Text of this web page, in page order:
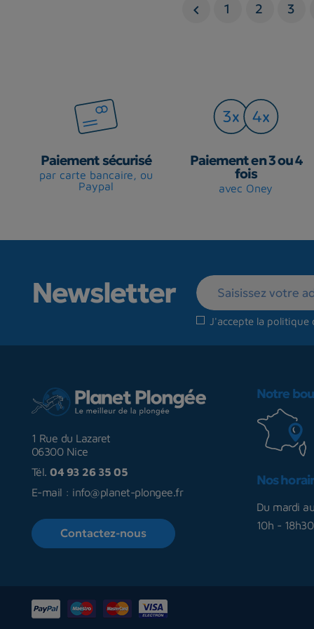
 1 2 3
Paiement sécurisé
par carte bancaire, ou
Paypal
Paiement en 3 ou 4
fois
avec Oney
Newsletter
J'accepte la politique
1 Rue du Lazaret
06300 Nice
Tél. 04 93 26 35 05
E-mail : info@planet-plongee.fr
Contactez-nous
Notre
Nos
Du mardi
10h - 18h30